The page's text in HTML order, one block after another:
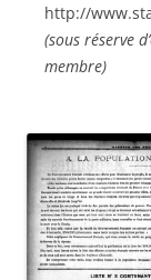
http://
(sous réserve
membre)